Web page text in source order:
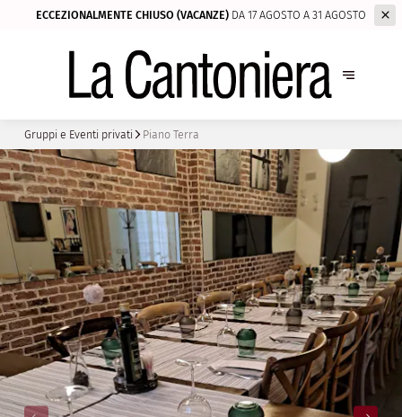
ECCEZIONALMENTE CHIUSO (VACANZE) DA 17 AGOSTO A 31 AGOSTO
Gruppi e Eventi privati Piano Terra